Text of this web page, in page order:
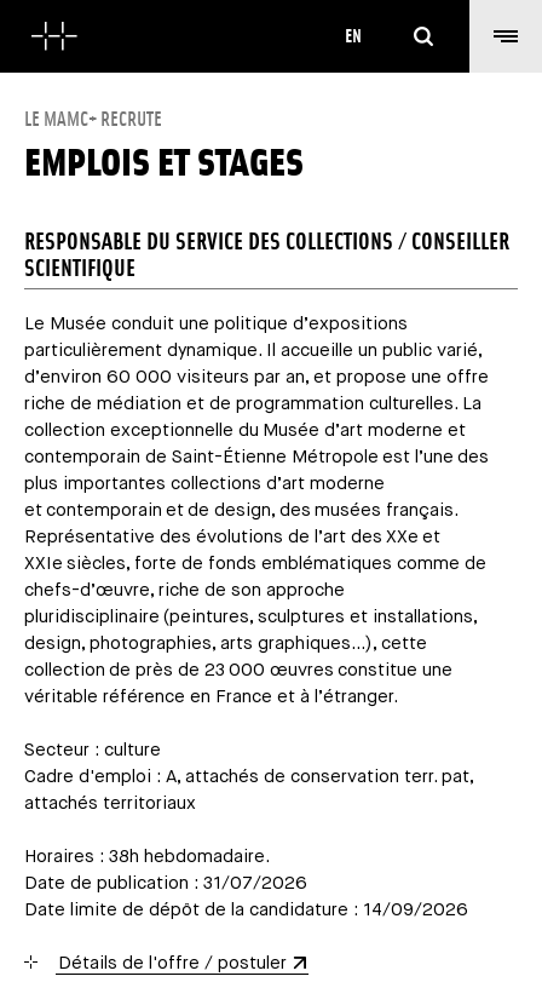
EN
LE MAMC+ RECRUTE
EMPLOIS ET STAGES
RESPONSABLE DU SERVICE DES COLLECTIONS / CONSEILLER
SCIENTIFIQUE
Le Musée conduit une politique d’expositions
particulièrement dynamique. Il accueille un public varié,
d’environ 60 000 visiteurs par an, et propose une offre
riche de médiation et de programmation culturelles. La
collection exceptionnelle du Musée d’art moderne et
contemporain de Saint-Étienne Métropole est l’une des
plus importantes collections d’art moderne
et contemporain et de design, des musées français.
Représentative des évolutions de l’art des XXe et
XXIe siècles, forte de fonds emblématiques comme de
chefs-d’œuvre, riche de son approche
pluridisciplinaire (peintures, sculptures et installations,
design, photographies, arts graphiques…), cette
collection de près de 23 000 œuvres constitue une
véritable référence en France et à l’étranger.
Secteur : culture
Cadre d'emploi : A, attachés de conservation terr. pat,
attachés territoriaux
Horaires : 38h hebdomadaire.
Date de publication : 31/07/2026
Date limite de dépôt de la candidature : 14/09/2026
Détails de l'offre / postuler